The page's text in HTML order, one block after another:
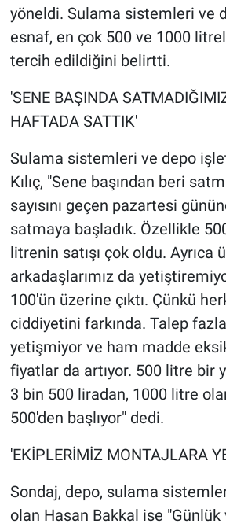
yöneldi. Sulama sistemleri ve
esnaf, en çok 500 ve 1000
tercih edildiğini belirtti.
'SENE BAŞINDA
HAFTADA SATTIK'
Sulama sistemleri ve depo
Kılıç, "Sene başından beri
sayısını geçen pazartesi
satmaya başladık. Özellikle
litrenin satışı çok oldu. Ayrıca
arkadaşlarımız da
100'ün üzerine çıktı. Çünkü
ciddiyetini farkında. Talep
yetişmiyor ve ham madde
fiyatlar da artıyor. 500 litre bir
3 bin 500 liradan, 1000 litre
500'den başlıyor" dedi.
'EKİPLERİMİZ MONTAJLARA
Sondaj, depo, sulama
olan Hasan Bakkal ise "Günlük